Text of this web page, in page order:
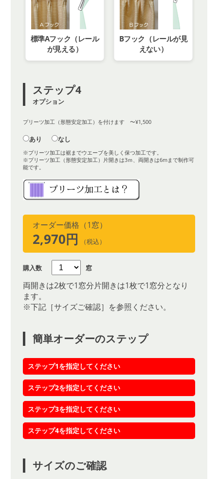
標準Aフック（レール
が見える）
Bフック（レールが見
えない）
ステップ4
オプション
プリーツ加工（形態安定加工）を付けます 〜¥1,500
あり なし
※プリーツ加工は裾までウエーブを美しく保つ加工です。
※プリーツ加工（形態安定加工）片開きは3ｍ、両開きは6mまで制作可
能です。
オーダー価格（1窓）
2,970円 （税込）
購入数 窓
両開きは2枚で1窓分片開きは1枚で1窓分となり
ます。
※下記［サイズご確認］を参照ください。
簡単オーダーのステップ
ステップ1を指定してください
ステップ2を指定してください
ステップ3を指定してください
ステップ4を指定してください
サイズのご確認